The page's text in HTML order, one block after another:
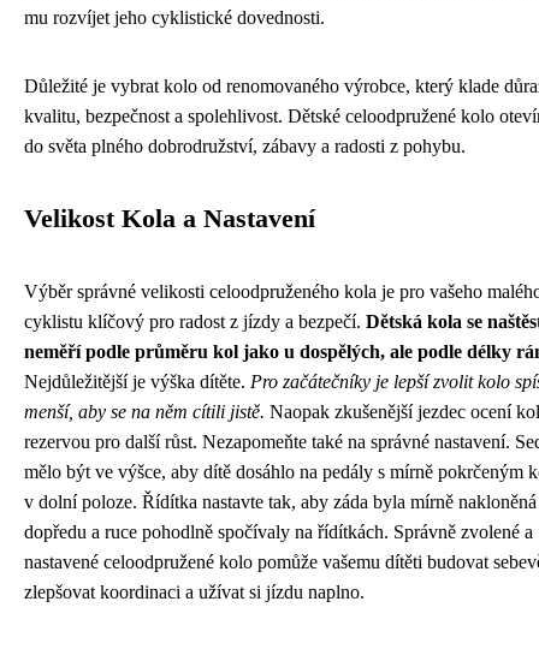
mu rozvíjet jeho cyklistické dovednosti.
Důležité je vybrat kolo od renomovaného výrobce, který klade
kvalitu, bezpečnost a spolehlivost. Dětské celoodpružené kolo
do světa plného dobrodružství, zábavy a radosti z pohybu.
Velikost Kola a Nastavení
Výběr správné velikosti celoodpruženého kola je pro vašeho
cyklistu klíčový pro radost z jízdy a bezpečí. Dětská kola se
neměří podle průměru kol jako u dospělých, ale podle délky
Nejdůležitější je výška dítěte. Pro začátečníky je lepší zvolit kolo
menší, aby se na něm cítili jistě. Naopak zkušenější jezdec ocení
rezervou pro další růst. Nezapomeňte také na správné nastavení.
mělo být ve výšce, aby dítě dosáhlo na pedály s mírně pokrčeným
v dolní poloze. Řídítka nastavte tak, aby záda byla mírně nakloněná
dopředu a ruce pohodlně spočívaly na řídítkách. Správně zvolené a
nastavené celoodpružené kolo pomůže vašemu dítěti budovat
zlepšovat koordinaci a užívat si jízdu naplno.